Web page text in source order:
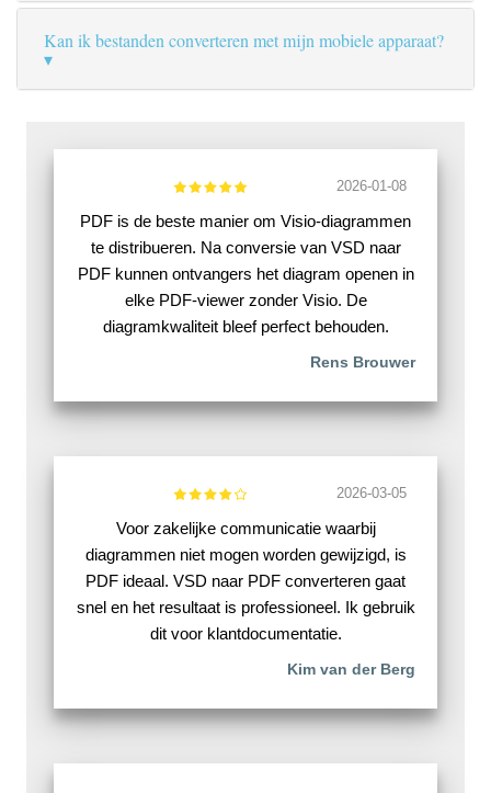
Kan ik bestanden converteren met mijn mobiele apparaat?
2026-01-08
PDF is de beste manier om Visio-diagrammen
te distribueren. Na conversie van VSD naar
PDF kunnen ontvangers het diagram openen in
elke PDF-viewer zonder Visio. De
diagramkwaliteit bleef perfect behouden.
Rens Brouwer
2026-03-05
Voor zakelijke communicatie waarbij
diagrammen niet mogen worden gewijzigd, is
PDF ideaal. VSD naar PDF converteren gaat
snel en het resultaat is professioneel. Ik gebruik
dit voor klantdocumentatie.
Kim van der Berg